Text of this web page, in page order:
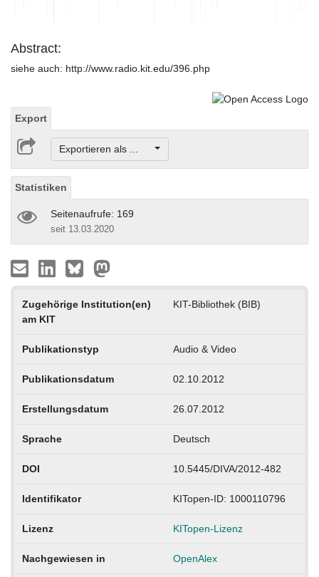
Abstract:
siehe auch: http://www.radio.kit.edu/396.php
Export
Exportieren als ...
Statistiken
Seitenaufrufe: 169
seit 13.03.2020
Zugehörige Institution(en)
am KIT
KIT-Bibliothek (BIB)
Publikationstyp Audio & Video
Publikationsdatum 02.10.2012
Erstellungsdatum 26.07.2012
Sprache Deutsch
DOI 10.5445/DIVA/2012-482
Identifikator KITopen-ID: 1000110796
Lizenz KITopen-Lizenz
Nachgewiesen in OpenAlex